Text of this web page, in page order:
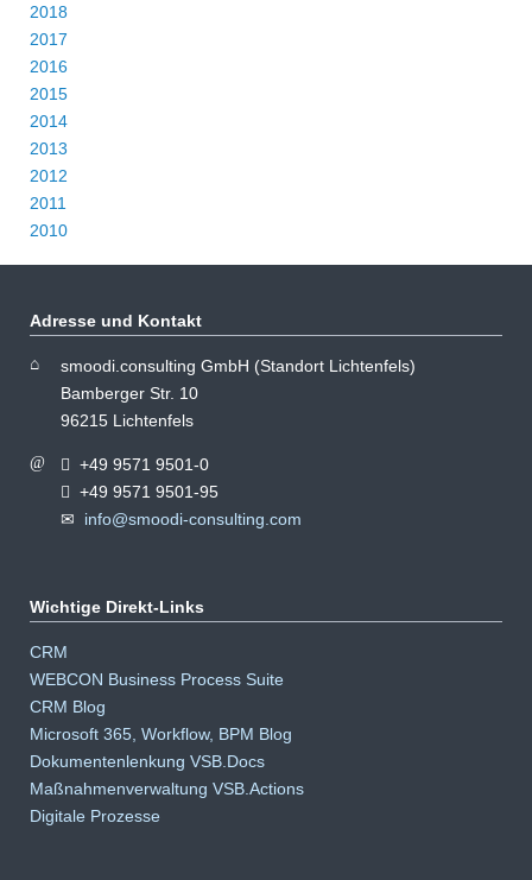
2018
2017
2016
2015
2014
2013
2012
2011
2010
Adresse und Kontakt
smoodi.consulting GmbH (Standort Lichtenfels)
Bamberger Str. 10
96215 Lichtenfels
+49 9571 9501-0
+49 9571 9501-95
info@smoodi-consulting.com
Wichtige Direkt-Links
Navigation
überspringen
CRM
WEBCON Business Process Suite
CRM Blog
Microsoft 365, Workflow, BPM Blog
Dokumentenlenkung VSB.Docs
Maßnahmenverwaltung VSB.Actions
Digitale Prozesse